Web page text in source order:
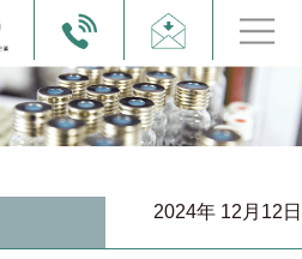
2024年 12月12日